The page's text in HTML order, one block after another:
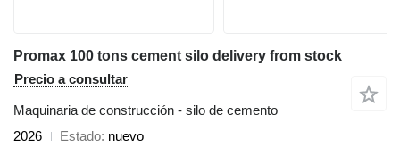
Promax 100 tons cement silo delivery from stock
Precio a consultar
Maquinaria de construcción - silo de cemento
2026
Estado nuevo